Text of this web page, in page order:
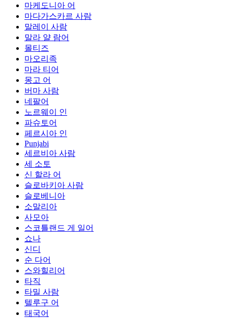
마케도니아 어
마다가스카르 사람
말레이 사람
말라 얄 람어
몰티즈
마오리족
마라 티어
몽고 어
버마 사람
네팔어
노르웨이 인
파슈토어
페르시아 인
Punjabi
세르비아 사람
세 소토
신 할라 어
슬로바키아 사람
슬로베니아
소말리아
사모아
스코틀랜드 게 일어
쇼나
신디
순 다어
스와힐리어
타직
타밀 사람
텔루구 어
태국어